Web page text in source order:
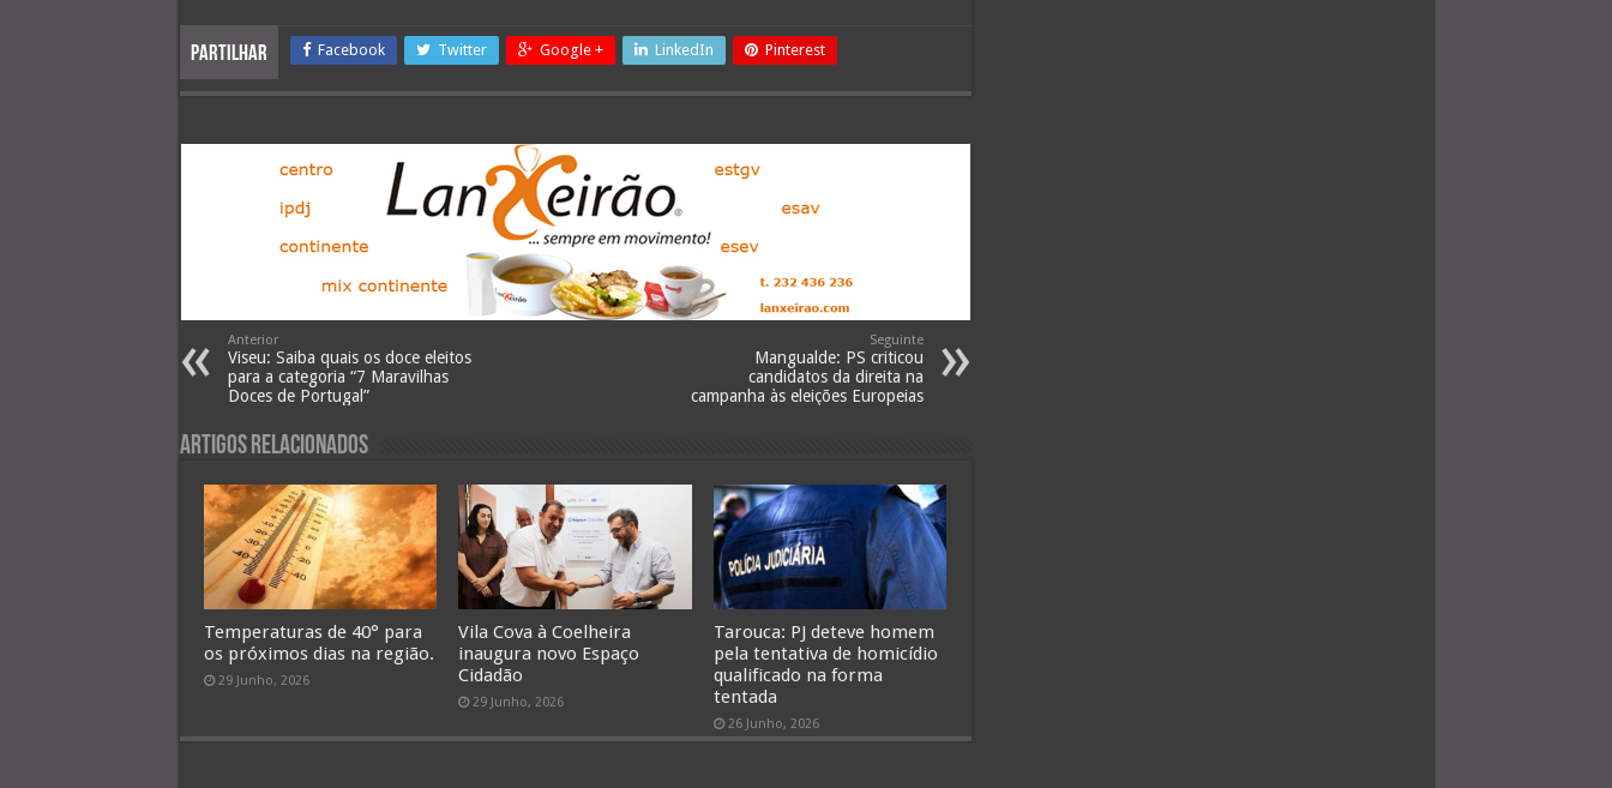
Partilhar Facebook Twitter Google + LinkedIn Pinterest
Anterior
Viseu: Saiba quais os doce eleitos
para a categoria “7 Maravilhas
Doces de Portugal”
Seguinte
Mangualde: PS criticou
candidatos da direita na
campanha às eleições Europeias
Artigos Relacionados
Temperaturas de 40° para
os próximos dias na região.
29 Junho, 2026
Vila Cova à Coelheira
inaugura novo Espaço
Cidadão
29 Junho, 2026
Tarouca: PJ deteve homem
pela tentativa de homicídio
qualificado na forma
tentada
26 Junho, 2026